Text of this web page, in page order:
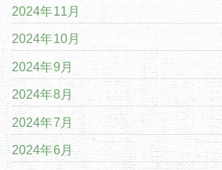
2024年11月
2024年10月
2024年9月
2024年8月
2024年7月
2024年6月